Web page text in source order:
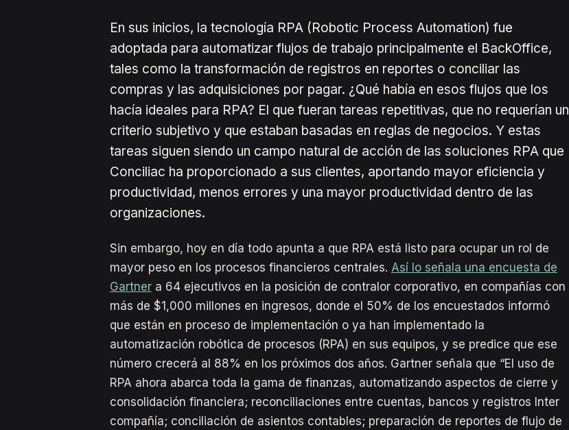
En sus inicios, la tecnología RPA (Robotic Process Automation) fue
adoptada para automatizar flujos de trabajo principalmente el BackOffice,
tales como la transformación de registros en reportes o conciliar las
compras y las adquisiciones por pagar. ¿Qué había en esos flujos que los
hacía ideales para RPA? El que fueran tareas repetitivas, que no requerían un
criterio subjetivo y que estaban basadas en reglas de negocios. Y estas
tareas siguen siendo un campo natural de acción de las soluciones RPA que
Conciliac ha proporcionado a sus clientes, aportando mayor eficiencia y
productividad, menos errores y una mayor productividad dentro de las
organizaciones.
Sin embargo, hoy en día todo apunta a que RPA está listo para ocupar un rol de
mayor peso en los procesos financieros centrales. Así lo señala una encuesta de
Gartner a 64 ejecutivos en la posición de contralor corporativo, en compañías con
más de $1,000 millones en ingresos, donde el 50% de los encuestados informó
que están en proceso de implementación o ya han implementado la
automatización robótica de procesos (RPA) en sus equipos, y se predice que ese
número crecerá al 88% en los próximos dos años. Gartner señala que “El uso de
RPA ahora abarca toda la gama de finanzas, automatizando aspectos de cierre y
consolidación financiera; reconciliaciones entre cuentas, bancos y registros Inter
compañía; conciliación de asientos contables; preparación de reportes de flujo de